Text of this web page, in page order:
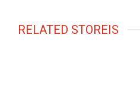
RELATED STOREIS